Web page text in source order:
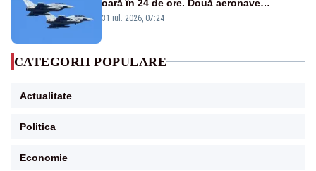
oară în 24 de ore. Două aeronave
Eurofighter britanice au fost ridicate de la
31 iul. 2026, 07:24
CATEGORII POPULARE
Actualitate
Politica
Economie